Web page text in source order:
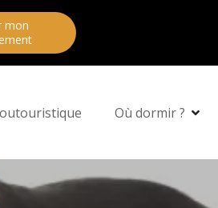
mon
Où dormir ?